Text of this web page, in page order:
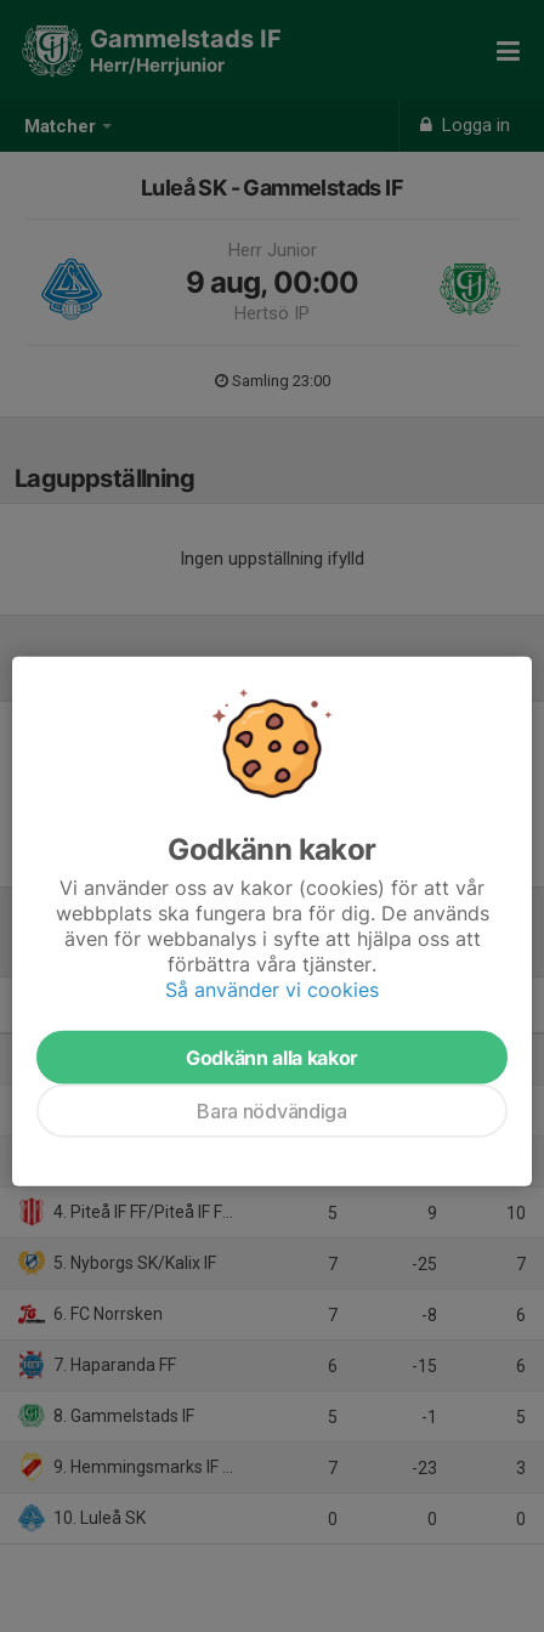
Matcher Logga in
Gammelstads IF
Herr/Herrjunior
Luleå SK - Gammelstads IF
Herr Junior
9 aug, 00:00
Hertsö IP
Samling 23:00
Laguppställning
Ingen uppställning ifylld
Inget skrivet
Tabell
7 19
5
4. Piteå IF FF/Piteå IF FF Akademi 5 9 10
5. Nyborgs SK/Kalix IF 7 -25 7
6. FC Norrsken 7 -8 6
7. Haparanda FF 6 -15 6
8. Gammelstads IF 5 -1 5
9. Hemmingsmarks IF Södra United 7 -23 3
10. Luleå SK 0 0 0
Godkänn kakor
Vi använder oss av kakor (cookies) för att vår
webbplats ska fungera bra för dig. De används
även för webbanalys i syfte att hjälpa oss att
förbättra våra tjänster.
Så använder vi cookies
Godkänn alla kakor
Bara nödvändiga